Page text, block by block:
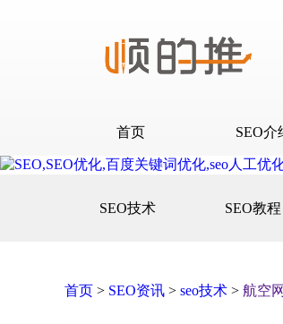
首页 SEO介
合作流程
SEO技术 SEO教程
首页 > SEO资讯 > seo技术 > 航空